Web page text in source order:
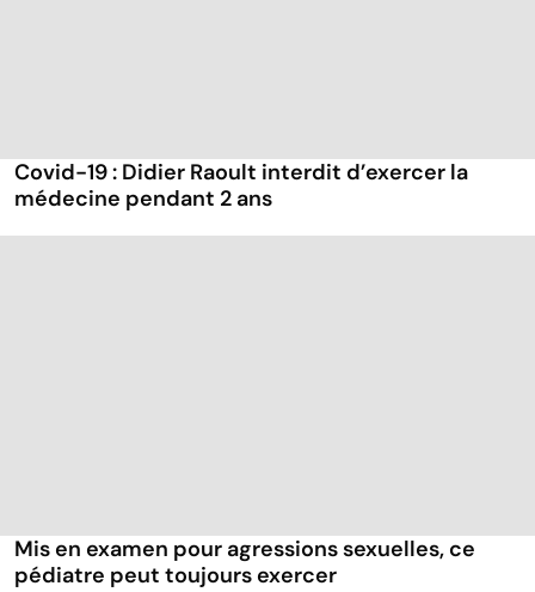
Covid-19 : Didier Raoult interdit d’exercer la
médecine pendant 2 ans
Mis en examen pour agressions sexuelles, ce
pédiatre peut toujours exercer